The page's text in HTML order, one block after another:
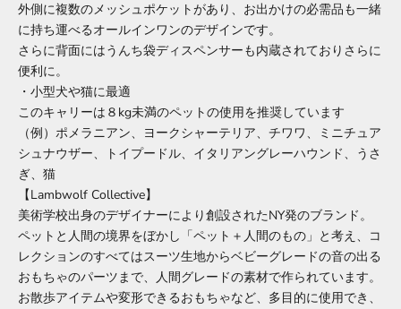
外側に複数のメッシュポケットがあり、お出かけの必需品も一緒
に持ち運べるオールインワンのデザインです。
さらに背面にはうんち袋ディスペンサーも内蔵されておりさらに
便利に。
・小型犬や猫に最適
このキャリーは８kg未満のペットの使用を推奨しています
（例）ポメラニアン、ヨークシャーテリア、チワワ、ミニチュア
シュナウザー、トイプードル、イタリアングレーハウンド、うさ
ぎ、猫
【Lambwolf Collective】
美術学校出身のデザイナーにより創設されたNY発のブランド。
ペットと人間の境界をぼかし「ペット＋人間のもの」と考え、コ
レクションのすべてはスーツ生地からベビーグレードの音の出る
おもちゃのパーツまで、人間グレードの素材で作られています。
お散歩アイテムや変形できるおもちゃなど、多目的に使用でき、